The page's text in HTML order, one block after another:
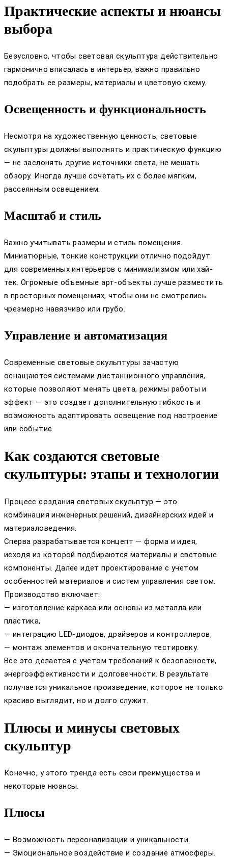
Практические аспекты и нюансы
выбора
Безусловно, чтобы световая скульптура действительно
гармонично вписалась в интерьер, важно правильно
подобрать ее размеры, материалы и цветовую схему.
Освещенность и функциональность
Несмотря на художественную ценность, световые
скульптуры должны выполнять и практическую функцию
— не заслонять другие источники света, не мешать
обзору. Иногда лучше сочетать их с более мягким,
рассеянным освещением.
Масштаб и стиль
Важно учитывать размеры и стиль помещения.
Миниатюрные, тонкие конструкции отлично подойдут
для современных интерьеров с минимализмом или хай-
тек. Огромные объемные арт-объекты лучше разместить
в просторных помещениях, чтобы они не смотрелись
чрезмерно навязчиво или грубо.
Управление и автоматизация
Современные световые скульптуры зачастую
оснащаются системами дистанционного управления,
которые позволяют менять цвета, режимы работы и
эффект — это создает дополнительную гибкость и
возможность адаптировать освещение под настроение
или событие.
Как создаются световые
скульптуры: этапы и технологии
Процесс создания световых скульптур — это
комбинация инженерных решений, дизайнерских идей и
материаловедения.
Сперва разрабатывается концепт — форма и идея,
исходя из которой подбираются материалы и световые
компоненты. Далее идет проектирование с учетом
особенностей материалов и систем управления светом.
Производство включает:
— изготовление каркаса или основы из металла или
пластика,
— интеграцию LED-диодов, драйверов и контроллеров,
— монтаж элементов и окончательную тестировку.
Все это делается с учетом требований к безопасности,
энергоэффективности и долговечности. В результате
получается уникальное произведение, которое не только
красиво выглядит, но и долго служит.
Плюсы и минусы световых
скульптур
Конечно, у этого тренда есть свои преимущества и
некоторые нюансы.
Плюсы
— Возможность персонализации и уникальности.
— Эмоциональное воздействие и создание атмосферы.